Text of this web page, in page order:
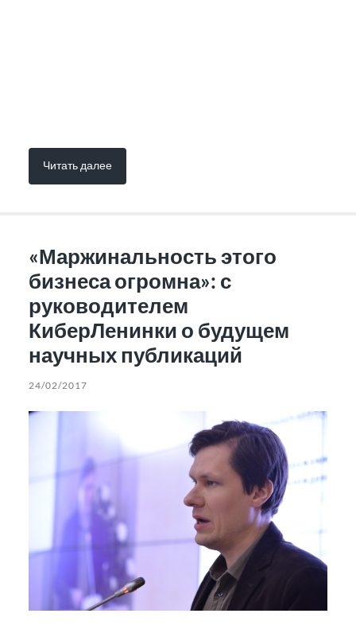
Читать далее
«Маржинальность этого
бизнеса огромна»: с
руководителем
КиберЛенинки о будущем
научных публикаций
24/02/2017